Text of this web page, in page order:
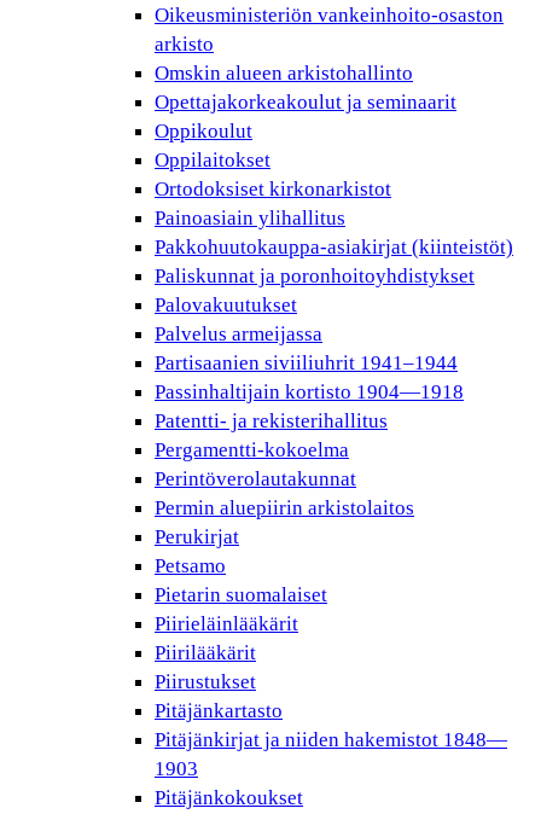
Oikeusministeriön vankeinhoito-osaston
arkisto
Omskin alueen arkistohallinto
Opettajakorkeakoulut ja seminaarit
Oppikoulut
Oppilaitokset
Ortodoksiset kirkonarkistot
Painoasiain ylihallitus
Pakkohuutokauppa-asiakirjat (kiinteistöt)
Paliskunnat ja poronhoitoyhdistykset
Palovakuutukset
Palvelus armeijassa
Partisaanien siviiliuhrit 1941–1944
Passinhaltijain kortisto 1904—1918
Patentti- ja rekisterihallitus
Pergamentti-kokoelma
Perintöverolautakunnat
Permin aluepiirin arkistolaitos
Perukirjat
Petsamo
Pietarin suomalaiset
Piirieläinlääkärit
Piirilääkärit
Piirustukset
Pitäjänkartasto
Pitäjänkirjat ja niiden hakemistot 1848—
1903
Pitäjänkokoukset